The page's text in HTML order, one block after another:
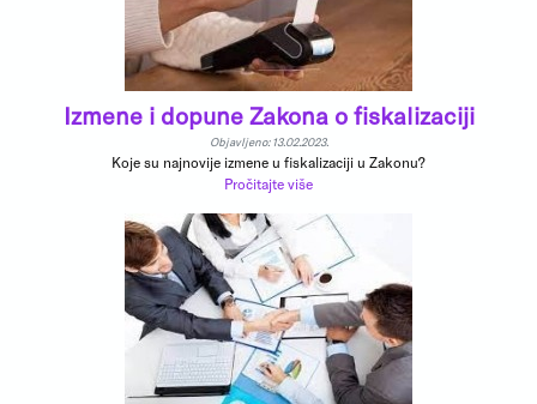
Izmene i dopune Zakona o fiskalizaciji
Objavljeno: 13.02.2023.
Koje su najnovije izmene u fiskalizaciji u Zakonu?
Pročitajte više